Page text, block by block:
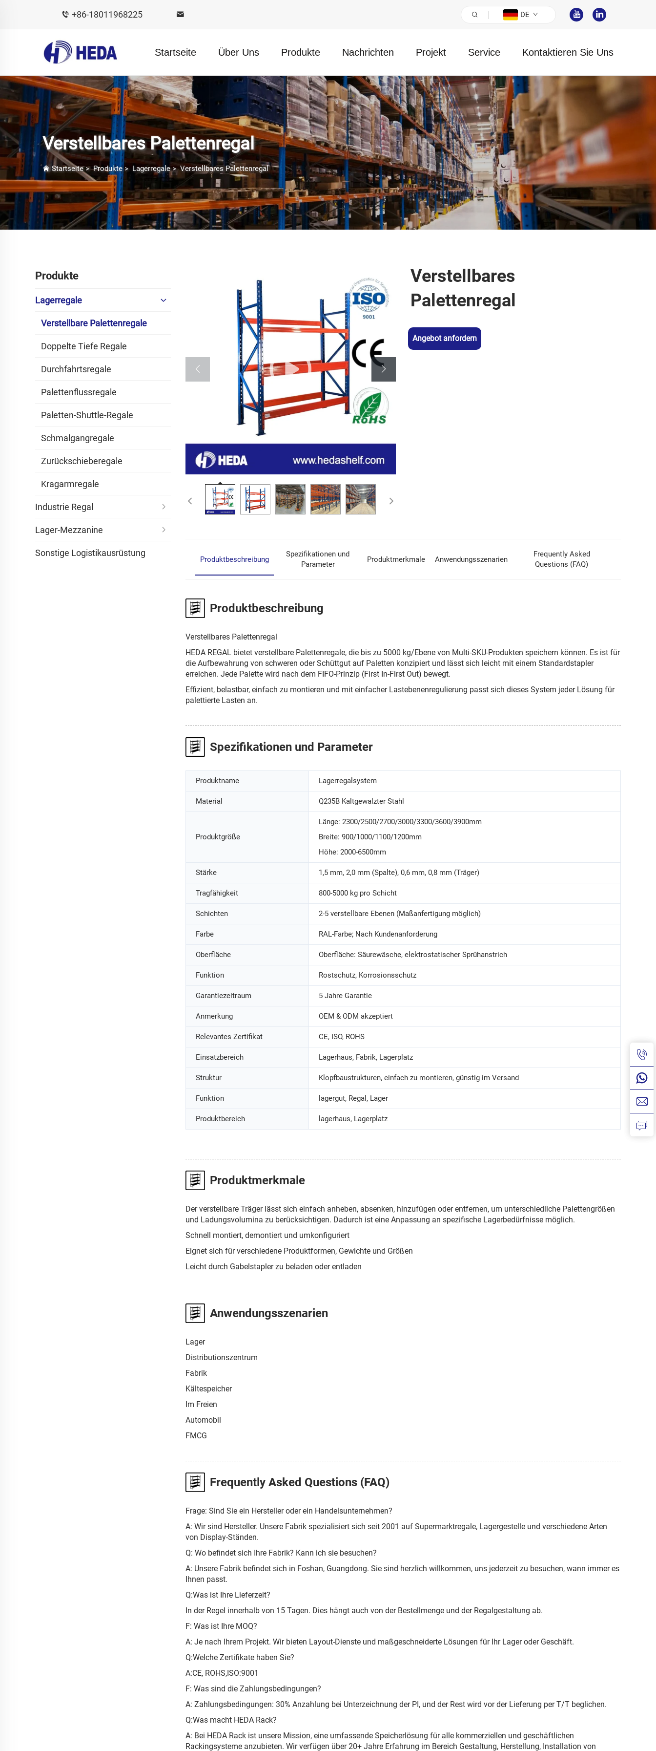
+86-18011968225 DE
Startseite Über Uns Produkte Nachrichten Projekt Service Kontaktieren Sie Uns
Verstellbares Palettenregal
Startseite>Produkte> Lagerregale>Verstellbares Palettenregal
Produkte
Lagerregale
Verstellbare Palettenregale
Doppelte Tiefe Regale
Durchfahrtsregale
Palettenflussregale
Paletten-Shuttle-Regale
Schmalgangregale
Zurückschieberegale
Kragarmregale
Industrie Regal
Lager-Mezzanine
Sonstige Logistikausrüstung
Verstellbares
Palettenregal
Angebot anfordern
Produktbeschreibung
Spezifikationen und
Parameter
Produktmerkmale Anwendungsszenarien
Frequently Asked
Questions (FAQ)
Produktbeschreibung
Verstellbares Palettenregal
HEDA REGAL bietet verstellbare Palettenregale, die bis zu 5000 kg/Ebene von Multi-SKU-Produkten speichern können. Es ist für
die Aufbewahrung von schweren oder Schüttgut auf Paletten konzipiert und lässt sich leicht mit einem Standardstapler
erreichen. Jede Palette wird nach dem FIFO-Prinzip (First In-First Out) bewegt.
Effizient, belastbar, einfach zu montieren und mit einfacher Lastebenenregulierung passt sich dieses System jeder Lösung für
palettierte Lasten an.
Spezifikationen und Parameter
Produktname Lagerregalsystem
Material Q235B Kaltgewalzter Stahl
Produktgröße
Länge: 2300/2500/2700/3000/3300/3600/3900mm
Breite: 900/1000/1100/1200mm
Höhe: 2000-6500mm
Stärke 1,5 mm, 2,0 mm (Spalte), 0,6 mm, 0,8 mm (Träger)
Tragfähigkeit 800-5000 kg pro Schicht
Schichten 2-5 verstellbare Ebenen (Maßanfertigung möglich)
Farbe RAL-Farbe; Nach Kundenanforderung
Oberfläche Oberfläche: Säurewäsche, elektrostatischer Sprühanstrich
Funktion Rostschutz, Korrosionsschutz
Garantiezeitraum 5 Jahre Garantie
Anmerkung OEM & ODM akzeptiert
Relevantes Zertifikat CE, ISO, ROHS
Einsatzbereich Lagerhaus, Fabrik, Lagerplatz
Struktur Klopfbaustrukturen, einfach zu montieren, günstig im Versand
Funktion lagergut, Regal, Lager
Produktbereich lagerhaus, Lagerplatz
Produktmerkmale
Der verstellbare Träger lässt sich einfach anheben, absenken, hinzufügen oder entfernen, um unterschiedliche Palettengrößen
und Ladungsvolumina zu berücksichtigen. Dadurch ist eine Anpassung an spezifische Lagerbedürfnisse möglich.
Schnell montiert, demontiert und umkonfiguriert
Eignet sich für verschiedene Produktformen, Gewichte und Größen
Leicht durch Gabelstapler zu beladen oder entladen
Anwendungsszenarien
Lager
Distributionszentrum
Fabrik
Kältespeicher
Im Freien
Automobil
FMCG
Frequently Asked Questions (FAQ)
Frage: Sind Sie ein Hersteller oder ein Handelsunternehmen?
A: Wir sind Hersteller. Unsere Fabrik spezialisiert sich seit 2001 auf Supermarktregale, Lagergestelle und verschiedene Arten
von Display-Ständen.
Q: Wo befindet sich Ihre Fabrik? Kann ich sie besuchen?
A: Unsere Fabrik befindet sich in Foshan, Guangdong. Sie sind herzlich willkommen, uns jederzeit zu besuchen, wann immer es
Ihnen passt.
Q:Was ist Ihre Lieferzeit?
In der Regel innerhalb von 15 Tagen. Dies hängt auch von der Bestellmenge und der Regalgestaltung ab.
F: Was ist Ihre MOQ?
A: Je nach Ihrem Projekt. Wir bieten Layout-Dienste und maßgeschneiderte Lösungen für Ihr Lager oder Geschäft.
Q:Welche Zertifikate haben Sie?
A:CE, ROHS,ISO:9001
F: Was sind die Zahlungsbedingungen?
A: Zahlungsbedingungen: 30% Anzahlung bei Unterzeichnung der PI, und der Rest wird vor der Lieferung per T/T beglichen.
Q:Was macht HEDA Rack?
A: Bei HEDA Rack ist unsere Mission, eine umfassende Speicherlösung für alle kommerziellen und geschäftlichen
Rackingsysteme anzubieten. Wir verfügen über 20+ Jahre Erfahrung im Bereich Gestaltung, Herstellung, Installation von